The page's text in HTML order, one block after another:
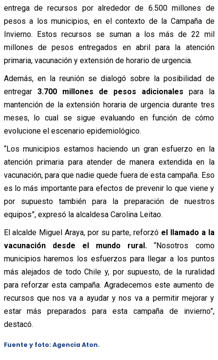
entrega de recursos por alrededor de 6.500 millones de
pesos a los municipios, en el contexto de la Campaña de
Invierno. Estos recursos se suman a los más de 22 mil
millones de pesos entregados en abril para la atención
primaria, vacunación y extensión de horario de urgencia.
Además, en la reunión se dialogó sobre la posibilidad de
entregar 3.700 millones de pesos adicionales para la
mantención de la extensión horaria de urgencia durante tres
meses, lo cual se sigue evaluando en función de cómo
evolucione el escenario epidemiológico.
“Los municipios estamos haciendo un gran esfuerzo en la
atención primaria para atender de manera extendida en la
vacunación, para que nadie quede fuera de esta campaña. Eso
es lo más importante para efectos de prevenir lo que viene y
por supuesto también para la preparación de nuestros
equipos”, expresó la alcaldesa Carolina Leitao.
El alcalde Miguel Araya, por su parte, reforzó el llamado a la
vacunación desde el mundo rural. “Nosotros como
municipios haremos los esfuerzos para llegar a los puntos
más alejados de todo Chile y, por supuesto, de la ruralidad
para reforzar esta campaña. Agradecemos este aumento de
recursos que nos va a ayudar y nos va a permitir mejorar y
estar más preparados para esta campaña de invierno”,
destacó.
Fuente y foto: Agencia Aton.